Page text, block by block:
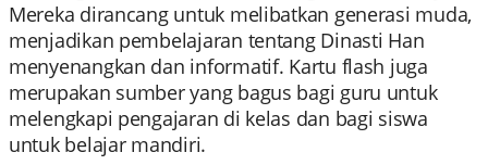
Mereka dirancang untuk melibatkan generasi muda,
menjadikan pembelajaran tentang Dinasti Han
menyenangkan dan informatif. Kartu flash juga
merupakan sumber yang bagus bagi guru untuk
melengkapi pengajaran di kelas dan bagi siswa
untuk belajar mandiri.